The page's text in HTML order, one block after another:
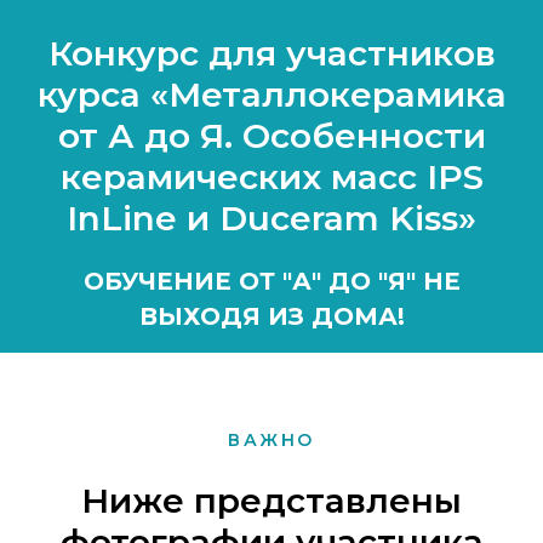
Конкурс для участников
курса «Металлокерамика
от А до Я. Особенности
керамических масс IPS
InLine и Duceram Kiss»
ОБУЧЕНИЕ ОТ "А" ДО "Я" НЕ
ВЫХОДЯ ИЗ ДОМА!
ВАЖНО
Ниже представлены